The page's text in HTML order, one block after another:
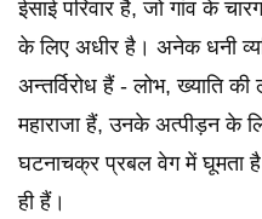
ईसाई परिवार है, जो गांव के
के लिए अधीर है। अनेक धनी
अन्तर्विरोध हैं - लोभ, ख्याति की
महाराजा हैं, उनके अत्पीड़न के
घटनाचक्र प्रबल वेग में घूमता
ही हैं।